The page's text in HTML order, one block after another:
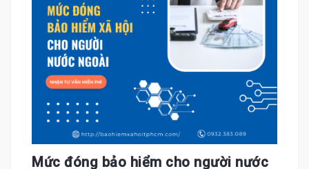
Mức đóng bảo hiểm cho người nước